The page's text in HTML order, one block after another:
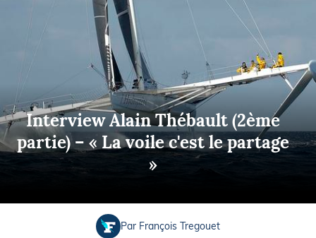
Interview Alain Thébault (2ème
partie) – « La voile c'est le partage
»
Par François Tregouet